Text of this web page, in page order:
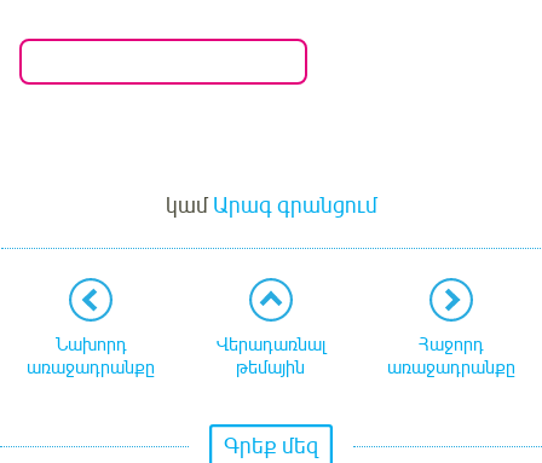
կամԱրագ գրանցում
Նախորդ
առաջադրանքը
Վերադառնալ
թեմային
Հաջորդ
առաջադրանքը
Գրեք մեզ